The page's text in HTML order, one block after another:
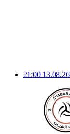
21:00 13.08.26